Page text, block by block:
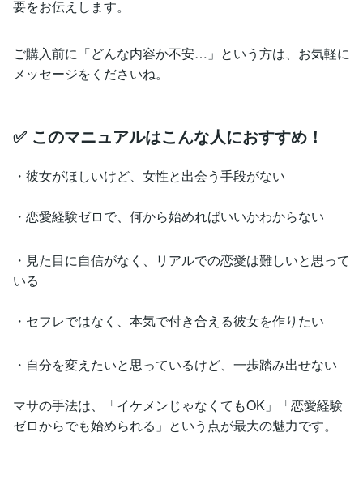
要をお伝えします。
ご購入前に「どんな内容か不安…」という方は、お気軽に
メッセージをくださいね。
✅ このマニュアルはこんな人におすすめ！
・彼女がほしいけど、女性と出会う手段がない
・恋愛経験ゼロで、何から始めればいいかわからない
・見た目に自信がなく、リアルでの恋愛は難しいと思って
いる
・セフレではなく、本気で付き合える彼女を作りたい
・自分を変えたいと思っているけど、一歩踏み出せない
マサの手法は、「イケメンじゃなくてもOK」「恋愛経験
ゼロからでも始められる」という点が最大の魅力です。